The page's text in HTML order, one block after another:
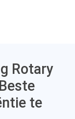
Rotary
te